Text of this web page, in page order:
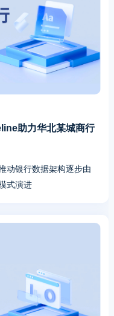
助力华北某城商行
动银行数据架构逐步由
式演进